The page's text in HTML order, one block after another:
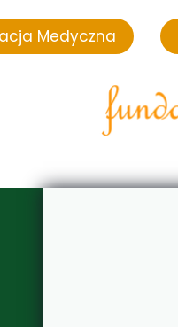
Medyczna